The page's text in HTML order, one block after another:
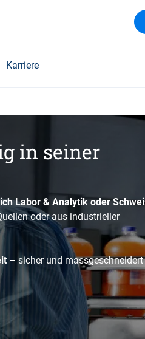
Karriere
in seiner
Labor & Analytik oder
oder aus industrieller
– sicher und